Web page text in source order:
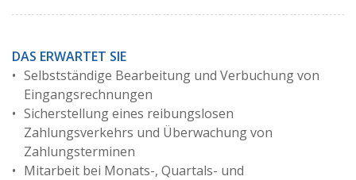
DAS ERWARTET SIE
Selbstständige Bearbeitung und Verbuchung von
Eingangsrechnungen
Sicherstellung eines reibungslosen
Zahlungsverkehrs und Überwachung von
Zahlungsterminen
Mitarbeit bei Monats-, Quartals- und